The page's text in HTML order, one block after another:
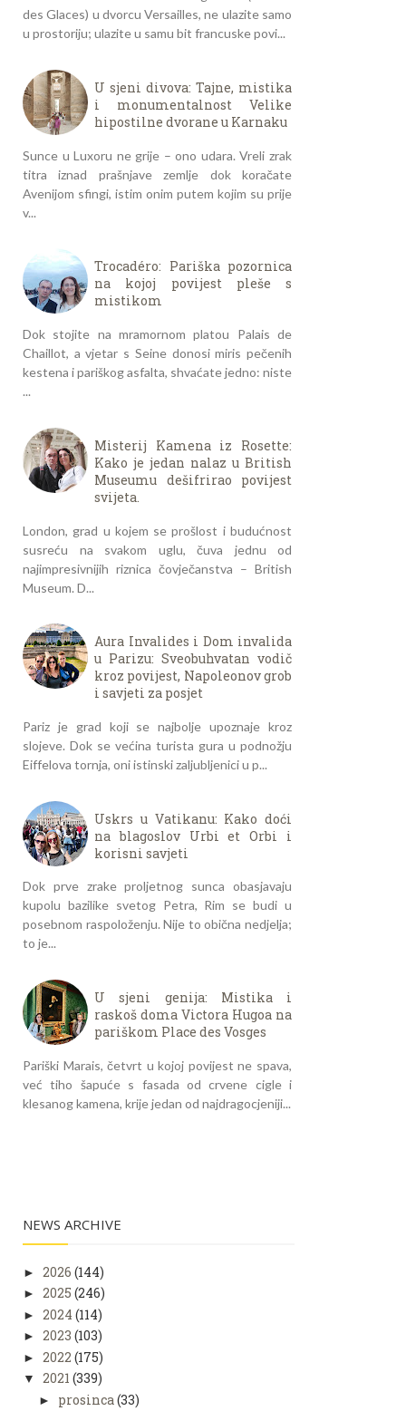
des Glaces) u dvorcu Versailles, ne ulazite samo
u prostoriju; ulazite u samu bit francuske povi...
U sjeni divova: Tajne, mistika
i monumentalnost Velike
hipostilne dvorane u Karnaku
Sunce u Luxoru ne grije – ono udara. Vreli zrak
titra iznad prašnjave zemlje dok koračate
Avenijom sfingi, istim onim putem kojim su prije
v...
Trocadéro: Pariška pozornica
na kojoj povijest pleše s
mistikom
Dok stojite na mramornom platou Palais de
Chaillot, a vjetar s Seine donosi miris pečenih
kestena i pariškog asfalta, shvaćate jedno: niste
...
Misterij Kamena iz Rosette:
Kako je jedan nalaz u British
Museumu dešifrirao povijest
svijeta.
London, grad u kojem se prošlost i budućnost
susreću na svakom uglu, čuva jednu od
najimpresivnijih riznica čovječanstva – British
Museum. D...
Aura Invalides i Dom invalida
u Parizu: Sveobuhvatan vodič
kroz povijest, Napoleonov grob
i savjeti za posjet
Pariz je grad koji se najbolje upoznaje kroz
slojeve. Dok se većina turista gura u podnožju
Eiffelova tornja, oni istinski zaljubljenici u p...
Uskrs u Vatikanu: Kako doći
na blagoslov Urbi et Orbi i
korisni savjeti
Dok prve zrake proljetnog sunca obasjavaju
kupolu bazilike svetog Petra, Rim se budi u
posebnom raspoloženju. Nije to obična nedjelja;
to je...
U sjeni genija: Mistika i
raskoš doma Victora Hugoa na
pariškom Place des Vosges
Pariški Marais, četvrt u kojoj povijest ne spava,
već tiho šapuće s fasada od crvene cigle i
klesanog kamena, krije jedan od najdragocjeniji...
NEWS ARCHIVE
► 2026 (144)
► 2025 (246)
► 2024 (114)
► 2023 (103)
► 2022 (175)
▼ 2021 (339)
► prosinca (33)